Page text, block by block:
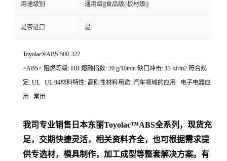
用途级别 通用级|||食品级|||板材级|||
是否进口 是
Toyolac®ABS 500-322
>ABS< 阻燃等级: HB 熔融指数: 20 g/10min 缺口冲击: 13 kJ/m2 符合规
定: UL UL 94材料特性: 高刚性材料用途: 汽车领域的应用 电子电器应
用 常用
我司专业销售日本东丽Toyolac™ABS全系列，现货充
足，交期快捷灵活，相关资料齐全，也可根据需求提
供专选材，模具制作，加工成型等整套解决方案。有